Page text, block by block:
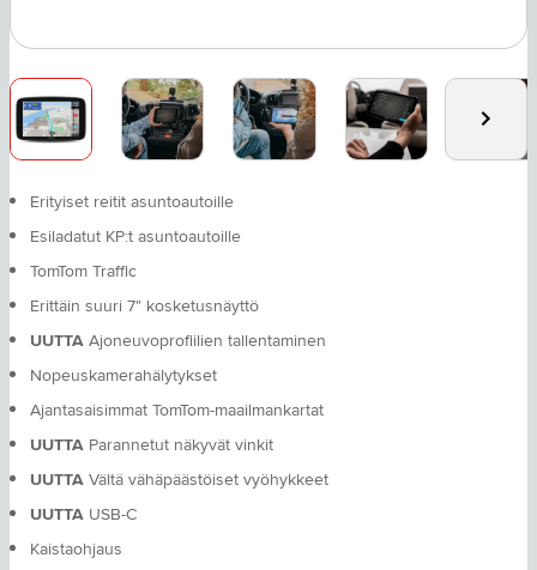
Erityiset reitit asuntoautoille
Esiladatut KP:t asuntoautoille
TomTom Traffic
Erittäin suuri 7" kosketusnäyttö
UUTTA Ajoneuvoprofiilien tallentaminen
Nopeuskamerahälytykset
Ajantasaisimmat TomTom-maailmankartat
UUTTA Parannetut näkyvät vinkit
UUTTA Vältä vähäpäästöiset vyöhykkeet
UUTTA USB-C
Kaistaohjaus